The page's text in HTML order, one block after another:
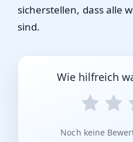
sicherstellen, dass alle
sind.
Wie hilfreich
Noch keine